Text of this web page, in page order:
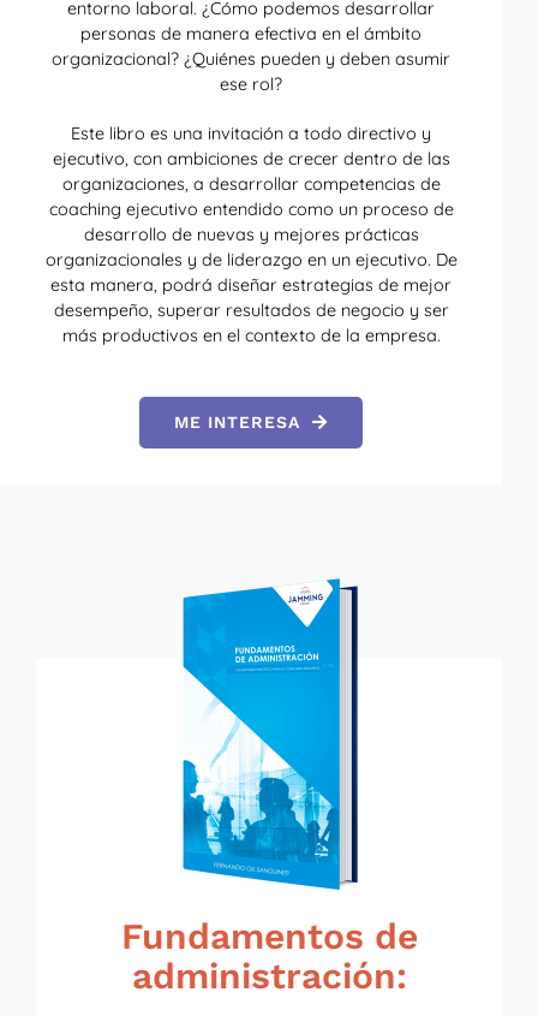
entorno laboral. ¿Cómo podemos desarrollar
personas de manera efectiva en el ámbito
organizacional? ¿Quiénes pueden y deben asumir
ese rol?
Este libro es una invitación a todo directivo y
ejecutivo, con ambiciones de crecer dentro de las
organizaciones, a desarrollar competencias de
coaching ejecutivo entendido como un proceso de
desarrollo de nuevas y mejores prácticas
organizacionales y de liderazgo en un ejecutivo. De
esta manera, podrá diseñar estrategias de mejor
desempeño, superar resultados de negocio y ser
más productivos en el contexto de la empresa.
ME INTERESA
Fundamentos de
administración: